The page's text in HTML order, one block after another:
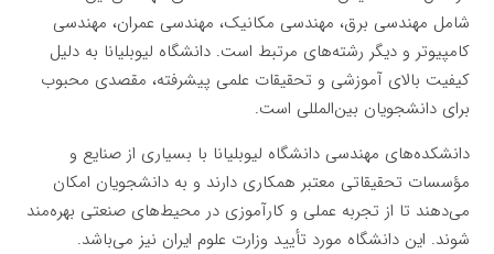
شامل مهندسی برق، مهندسی مکانیک، مهندسی عمران، مهندسی
کامپیوتر و دیگر رشته‌های مرتبط است. دانشگاه لیوبلیانا به دلیل
کیفیت بالای آموزشی و تحقیقات علمی پیشرفته، مقصدی محبوب
برای دانشجویان بین‌المللی است.
دانشکده‌های مهندسی دانشگاه لیوبلیانا با بسیاری از صنایع و
مؤسسات تحقیقاتی معتبر همکاری دارند و به دانشجویان امکان
می‌دهند تا از تجربه عملی و کارآموزی در محیط‌های صنعتی بهره‌مند
شوند. این دانشگاه مورد تأیید وزارت علوم ایران نیز می‌باشد.